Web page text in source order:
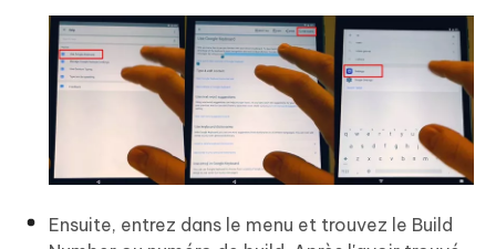
Ensuite, entrez dans le menu et trouvez le Build